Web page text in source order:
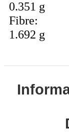
0.351 g
Fibre:
1.692 g